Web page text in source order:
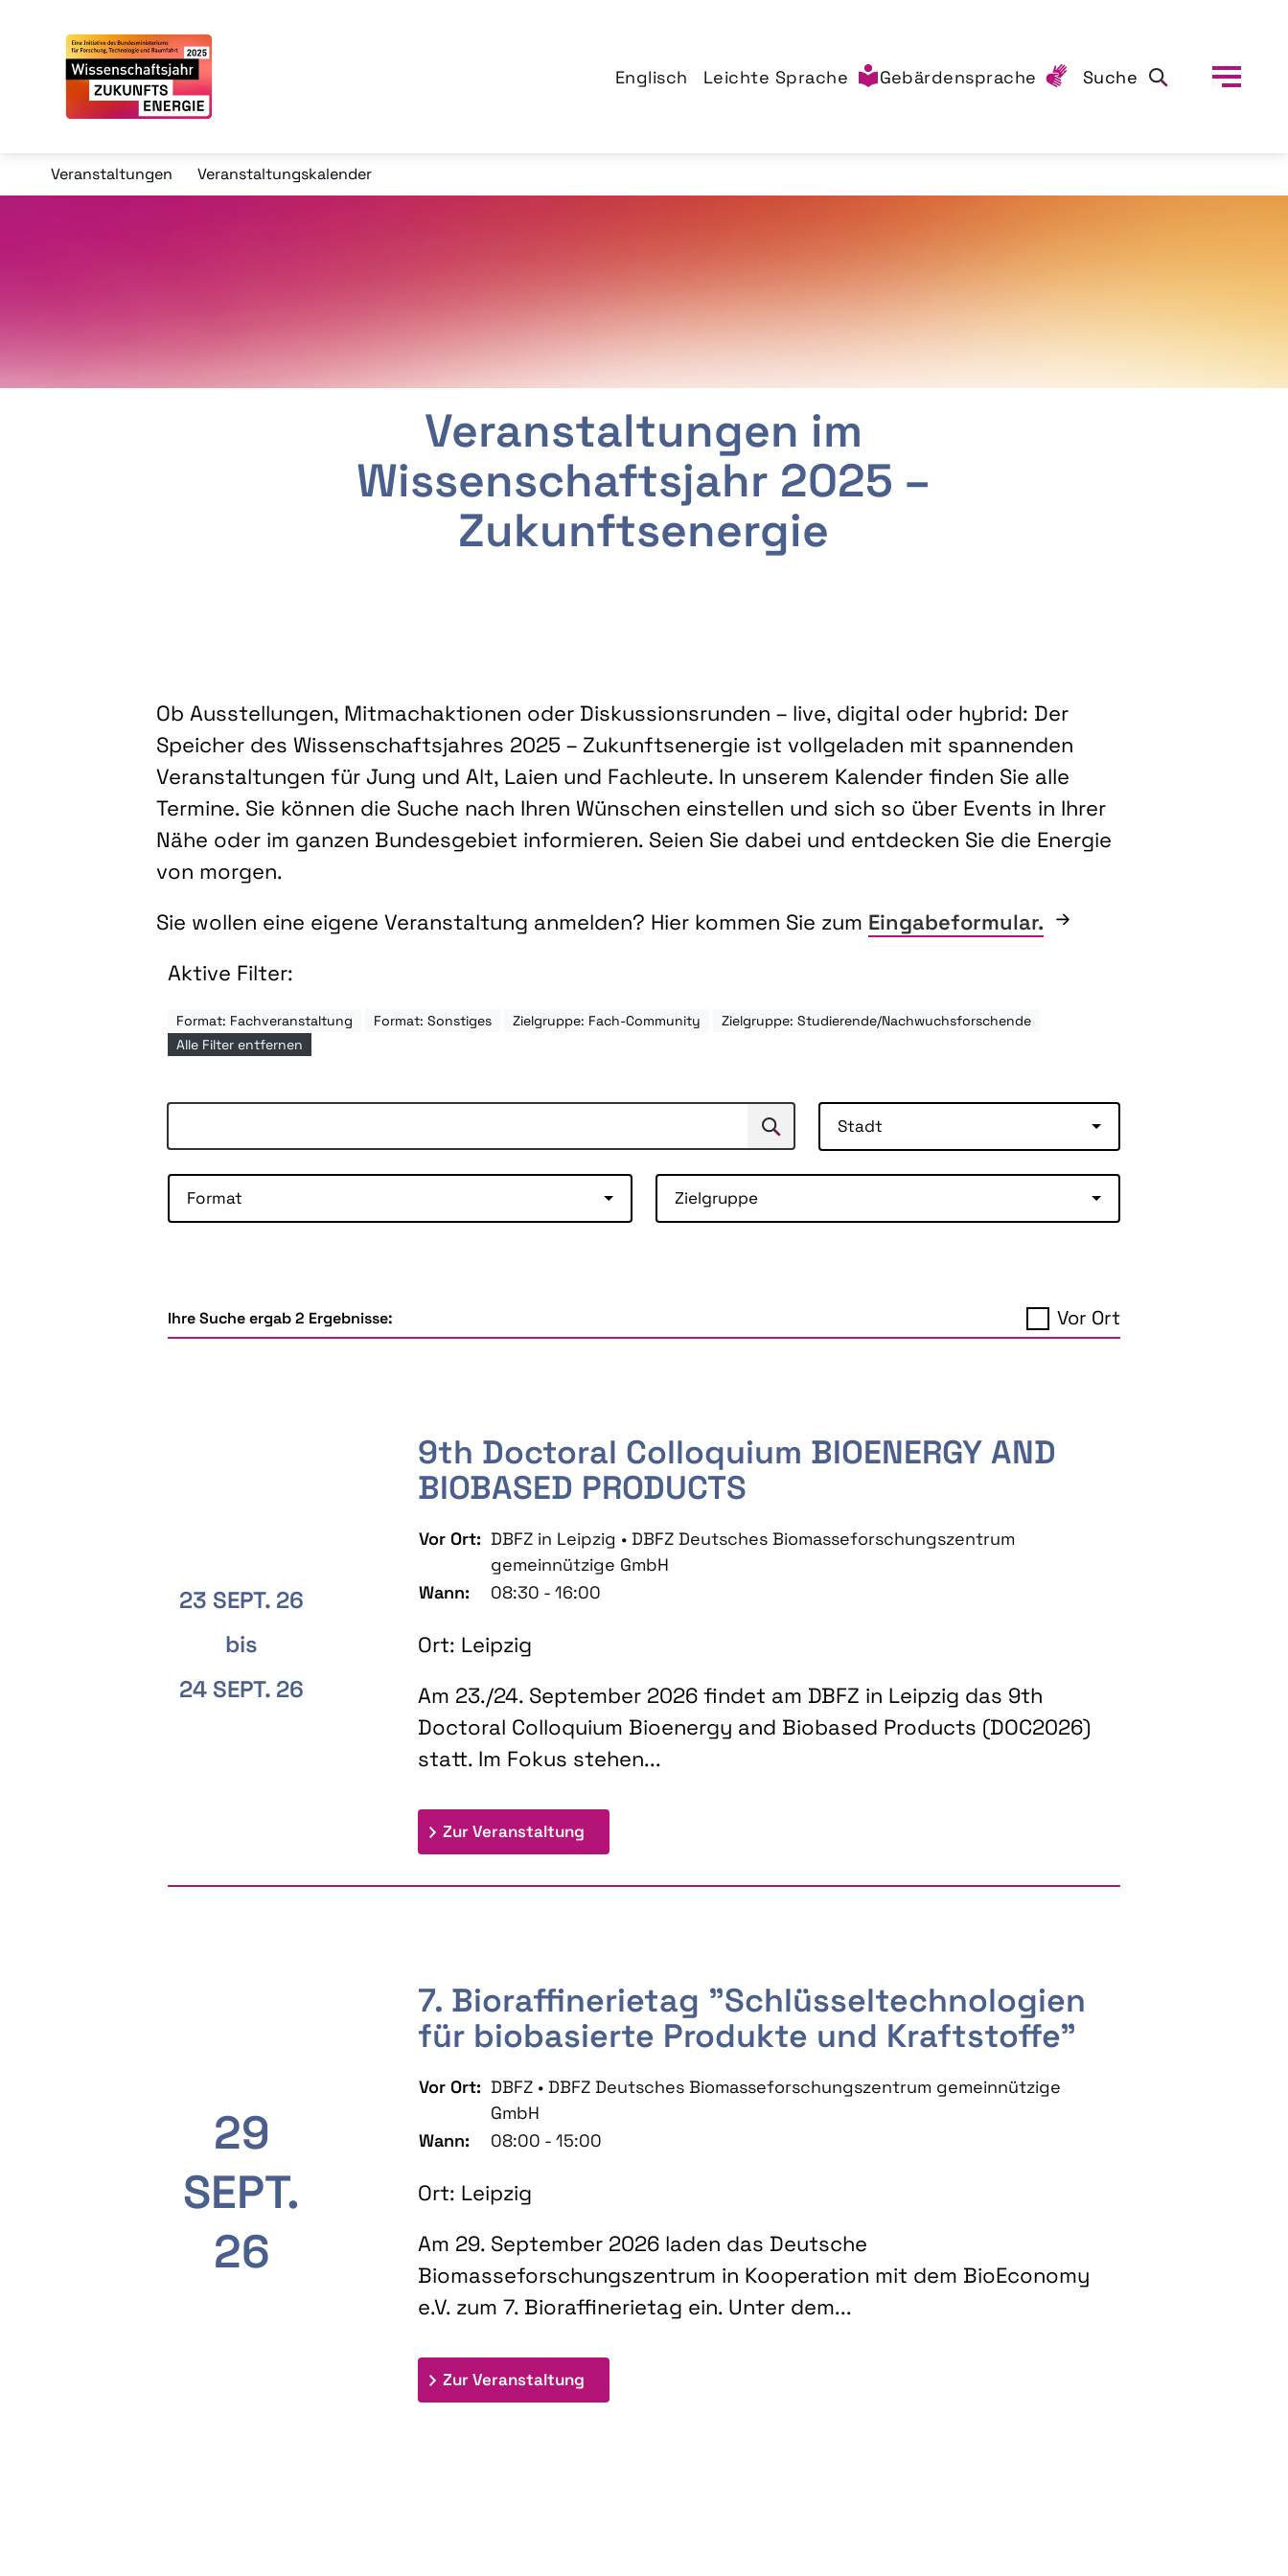
Englisch Leichte Sprache Gebärdensprache Suche
Veranstaltungen Veranstaltungskalender
Veranstaltungen im
Wissenschaftsjahr 2025 –
Zukunftsenergie
Ob Ausstellungen, Mitmachaktionen oder Diskussionsrunden – live, digital oder hybrid: Der
Speicher des Wissenschaftsjahres 2025 – Zukunftsenergie ist vollgeladen mit spannenden
Veranstaltungen für Jung und Alt, Laien und Fachleute. In unserem Kalender finden Sie alle
Termine. Sie können die Suche nach Ihren Wünschen einstellen und sich so über Events in Ihrer
Nähe oder im ganzen Bundesgebiet informieren. Seien Sie dabei und entdecken Sie die Energie
von morgen.
Sie wollen eine eigene Veranstaltung anmelden? Hier kommen Sie zum Eingabeformular.
Aktive Filter:
Format: Fachveranstaltung Format: Sonstiges Zielgruppe: Fach-Community
Zielgruppe: Studierende/Nachwuchsforschende
Alle Filter entfernen
Suchen Stadt
Format Zielgruppe
Ihre Suche ergab 2 Ergebnisse: Vor Ort
23 SEPT. 26
bis
24 SEPT. 26
9th Doctoral Colloquium BIOENERGY AND
BIOBASED PRODUCTS
Vor Ort: DBFZ in Leipzig • DBFZ Deutsches Biomasseforschungszentrum
gemeinnützige GmbH
Wann:
08:30 - 16:00
Ort: Leipzig
Am 23./24. September 2026 findet am DBFZ in Leipzig das 9th
Doctoral Colloquium Bioenergy and Biobased Products (DOC2026)
statt. Im Fokus stehen...
Zur Veranstaltung: 9th Doctoral Colloquium BIOENERGY AND BIOBASED PRODUCTS
29
SEPT.
26
7. Bioraffinerietag "Schlüsseltechnologien
für biobasierte Produkte und Kraftstoffe"
Vor Ort: DBFZ • DBFZ Deutsches Biomasseforschungszentrum gemeinnützige
GmbH
Wann:
08:00 - 15:00
Ort: Leipzig
Am 29. September 2026 laden das Deutsche
Biomasseforschungszentrum in Kooperation mit dem BioEconomy
e.V. zum 7. Bioraffinerietag ein. Unter dem...
Zur Veranstaltung: 7. Bioraffinerietag "Schlüsseltechnologien für biobasierte Produkte und Kraftstoffe"